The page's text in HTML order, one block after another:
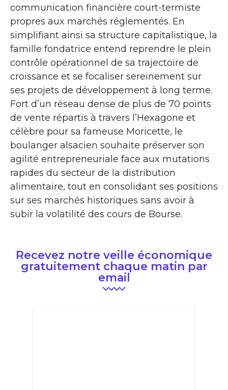
communication financière court-termiste
propres aux marchés réglementés. En
simplifiant ainsi sa structure capitalistique, la
famille fondatrice entend reprendre le plein
contrôle opérationnel de sa trajectoire de
croissance et se focaliser sereinement sur
ses projets de développement à long terme.
Fort d’un réseau dense de plus de 70 points
de vente répartis à travers l’Hexagone et
célèbre pour sa fameuse Moricette, le
boulanger alsacien souhaite préserver son
agilité entrepreneuriale face aux mutations
rapides du secteur de la distribution
alimentaire, tout en consolidant ses positions
sur ses marchés historiques sans avoir à
subir la volatilité des cours de Bourse.
Recevez notre veille économique
gratuitement chaque matin par
email